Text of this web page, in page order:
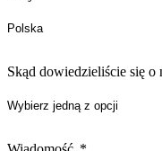
Skąd dowiedzieliście się o